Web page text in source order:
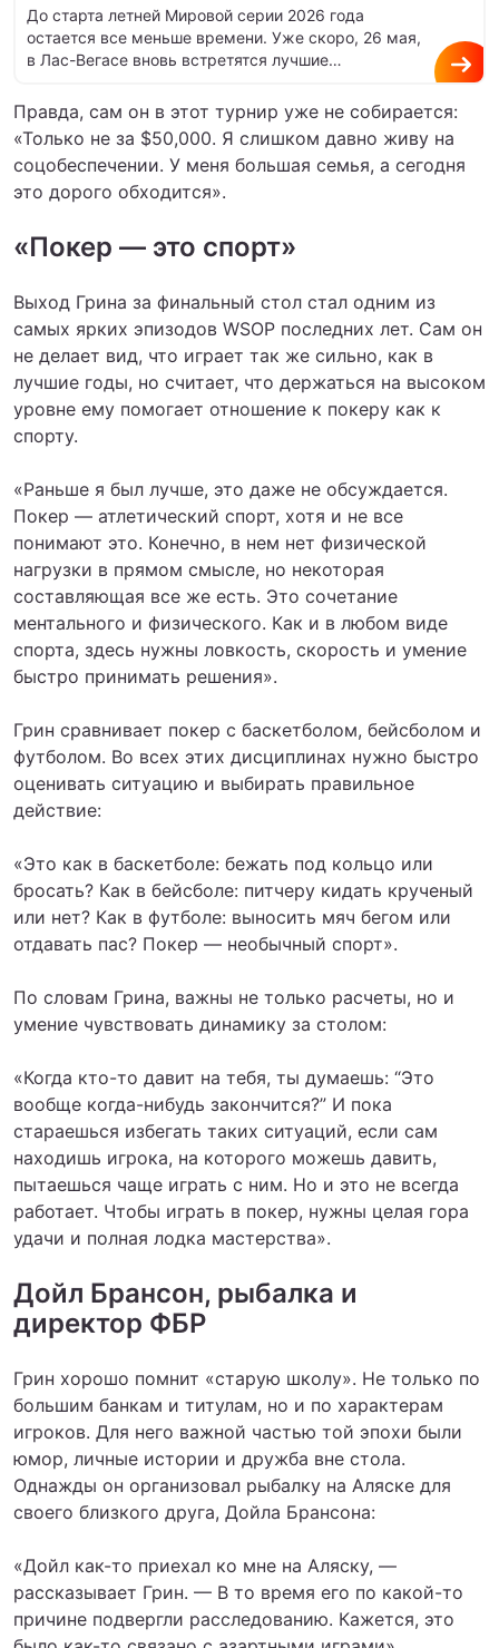
До старта летней Мировой серии 2026 года
остается все меньше времени. Уже скоро, 26 мая,
в Лас-Вегасе вновь встретятся лучшие
Правда, сам он в этот турнир уже не собирается:
«Только не за $50,000. Я слишком давно живу на
соцобеспечении. У меня большая семья, а сегодня
это дорого обходится».
«Покер — это спорт»
Выход Грина за финальный стол стал одним из
самых ярких эпизодов WSOP последних лет. Сам он
не делает вид, что играет так же сильно, как в
лучшие годы, но считает, что держаться на высоком
уровне ему помогает отношение к покеру как к
спорту.
«Раньше я был лучше, это даже не обсуждается.
Покер — атлетический спорт, хотя и не все
понимают это. Конечно, в нем нет физической
нагрузки в прямом смысле, но некоторая
составляющая все же есть. Это сочетание
ментального и физического. Как и в любом виде
спорта, здесь нужны ловкость, скорость и умение
быстро принимать решения».
Грин сравнивает покер с баскетболом, бейсболом и
футболом. Во всех этих дисциплинах нужно быстро
оценивать ситуацию и выбирать правильное
действие:
«Это как в баскетболе: бежать под кольцо или
бросать? Как в бейсболе: питчеру кидать крученый
или нет? Как в футболе: выносить мяч бегом или
отдавать пас? Покер — необычный спорт».
По словам Грина, важны не только расчеты, но и
умение чувствовать динамику за столом:
«Когда кто-то давит на тебя, ты думаешь: “Это
вообще когда-нибудь закончится?” И пока
стараешься избегать таких ситуаций, если сам
находишь игрока, на которого можешь давить,
пытаешься чаще играть с ним. Но и это не всегда
работает. Чтобы играть в покер, нужны целая гора
удачи и полная лодка мастерства».
Дойл Брансон, рыбалка и
директор ФБР
Грин хорошо помнит «старую школу». Не только по
большим банкам и титулам, но и по характерам
игроков. Для него важной частью той эпохи были
юмор, личные истории и дружба вне стола.
Однажды он организовал рыбалку на Аляске для
своего близкого друга, Дойла Брансона:
«Дойл как-то приехал ко мне на Аляску, —
рассказывает Грин. — В то время его по какой-то
причине подвергли расследованию. Кажется, это